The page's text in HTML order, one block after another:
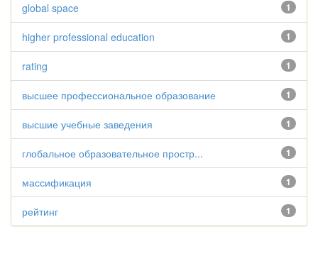
1
global space
1
higher professional education
1
rating
1
высшее профессиональное образование
1
высшие учебные заведения
1
глобальное образовательное простр...
1
массификация
1
рейтинг